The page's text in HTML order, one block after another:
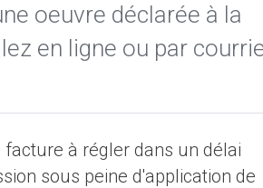
oeuvre déclarée à la
en ligne ou par
à régler dans un délai
sous peine d'application de